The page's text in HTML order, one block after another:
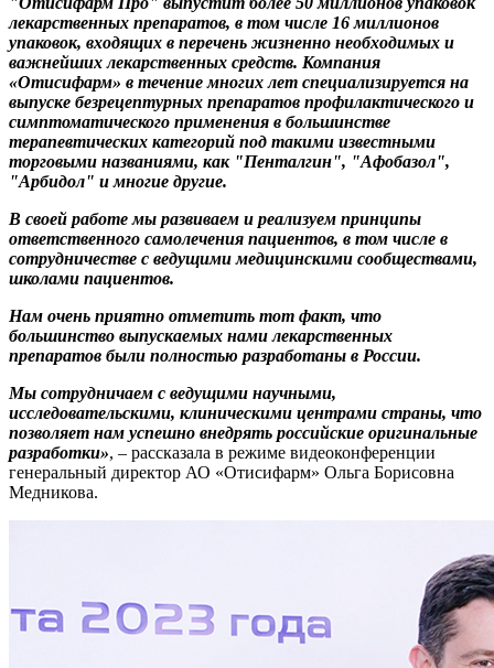
лекарственных препаратов, в том числе 16 миллионов
упаковок, входящих в перечень жизненно необходимых и
важнейших лекарственных средств. Компания
«Отисифарм» в течение многих лет специализируется на
выпуске безрецептурных препаратов профилактического и
симптоматического применения в большинстве
терапевтических категорий под такими известными
торговыми названиями, как "Пенталгин", "Афобазол",
"Арбидол" и многие другие.
В своей работе мы развиваем и реализуем принципы
ответственного самолечения пациентов, в том числе в
сотрудничестве с ведущими медицинскими сообществами,
школами пациентов.
Нам очень приятно отметить тот факт, что
большинство выпускаемых нами лекарственных
препаратов были полностью разработаны в России.
Мы сотрудничаем с ведущими научными,
исследовательскими, клиническими центрами страны, что
позволяет нам успешно внедрять российские оригинальные
разработки», – рассказала в режиме видеоконференции
генеральный директор АО «Отисифарм» Ольга Борисовна
Медникова.